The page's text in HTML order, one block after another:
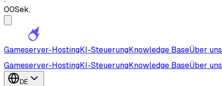
00Sek.
Gameserver-HostingKI-SteuerungKnowledge BaseÜber uns
Gameserver-HostingKI-SteuerungKnowledge BaseÜber uns
DE